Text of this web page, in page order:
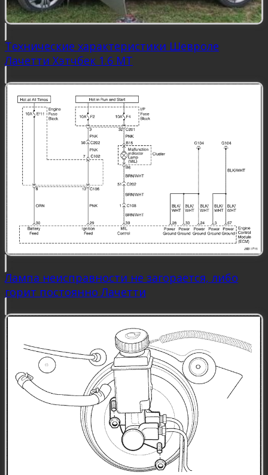
Технические характеристики Шевроле
Лачетти Хэтчбек 1.6 MT
Лампа неисправности не загорается, либо
горит постоянно Лачетти